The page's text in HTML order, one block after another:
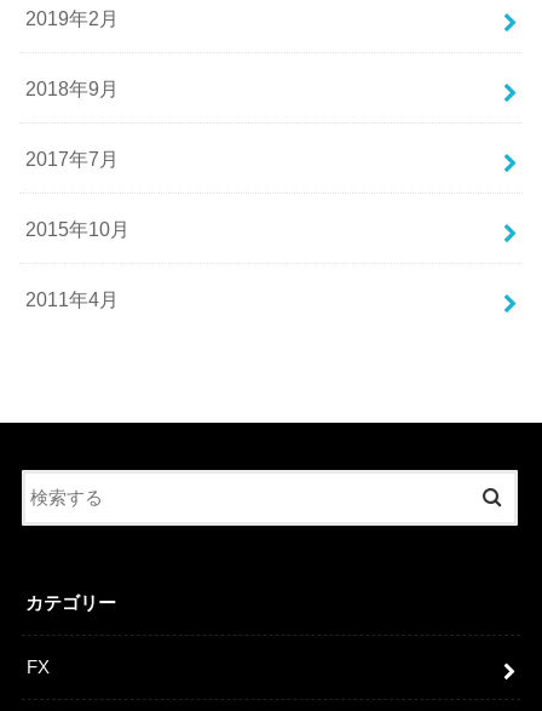
2019年2月
2018年9月
2017年7月
2015年10月
2011年4月
カテゴリー
FX